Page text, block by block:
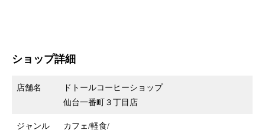
ショップ詳細
店舗名
ドトールコーヒーショップ
仙台一番町３丁目店
ジャンル カフェ/軽食/